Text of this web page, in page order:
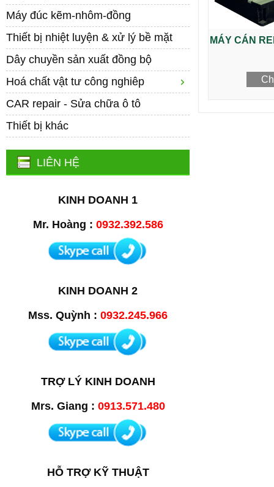
Máy đúc kẽm-nhôm-đồng
Thiết bị nhiệt luyện & xử lý bề mặt
Dây chuyền sản xuất đồng bộ
Hoá chất vật tư công nghiêp
CAR repair - Sửa chữa ô tô
Thiết bị khác
LIÊN HỆ
KINH DOANH 1
Mr. Hoàng : 0932.392.586
KINH DOANH 2
Mss. Quỳnh : 0932.245.966
TRỢ LÝ KINH DOANH
Mrs. Giang : 0913.571.480
HỖ TRỢ KỸ THUẬT
MÁY CÁN